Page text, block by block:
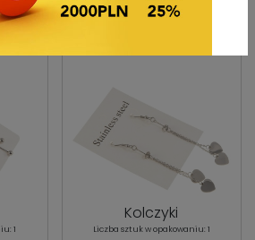
1
Kolczyki
Liczba sztuk w opakowaniu: 1